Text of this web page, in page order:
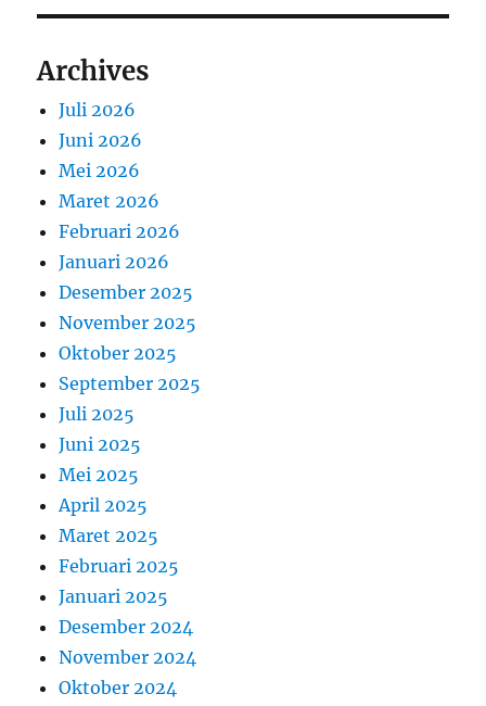
Archives
Juli 2026
Juni 2026
Mei 2026
Maret 2026
Februari 2026
Januari 2026
Desember 2025
November 2025
Oktober 2025
September 2025
Juli 2025
Juni 2025
Mei 2025
April 2025
Maret 2025
Februari 2025
Januari 2025
Desember 2024
November 2024
Oktober 2024